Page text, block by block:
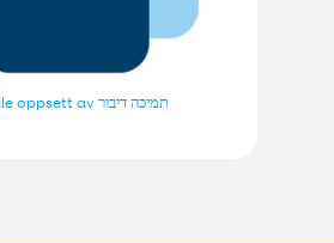
Vis alle oppsett av תמיכה דיבור